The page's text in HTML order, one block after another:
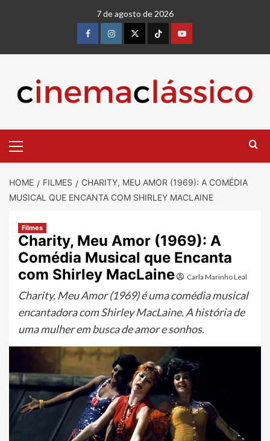
7 de agosto de 2026
FacebookinstagramtwitterTiktokyoutube
Menu
HOME FILMES
CHARITY, MEU AMOR (1969): A COMÉDIA
MUSICAL QUE ENCANTA COM SHIRLEY MACLAINE
Filmes
Charity, Meu Amor (1969): A
Comédia Musical que Encanta
com Shirley MacLaine
Carla Marinho Leal
Charity, Meu Amor (1969) é uma comédia musical
encantadora com Shirley MacLaine. A história de
uma mulher em busca de amor e sonhos.